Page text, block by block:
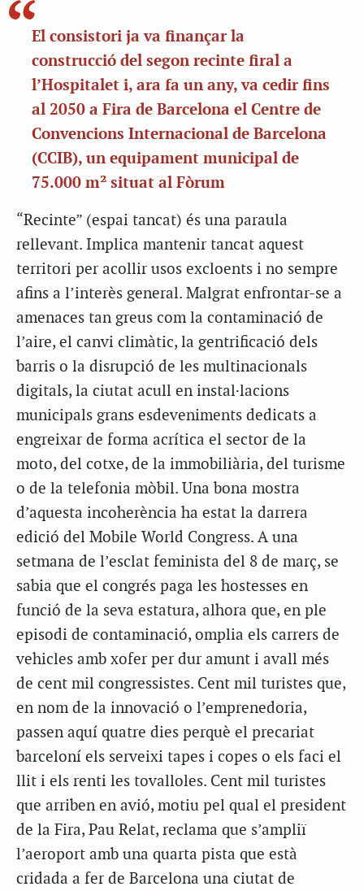
El consistori ja va finançar la
construcció del segon recinte firal a
l’Hospitalet i, ara fa un any, va cedir fins
al 2050 a Fira de Barcelona el Centre de
Convencions Internacional de Barcelona
(CCIB), un equipament municipal de
75.000 m² situat al Fòrum
“Recinte” (espai tancat) és una paraula
rellevant. Implica mantenir tancat aquest
territori per acollir usos excloents i no sempre
afins a l’interès general. Malgrat enfrontar-se a
amenaces tan greus com la contaminació de
l’aire, el canvi climàtic, la gentrificació dels
barris o la disrupció de les multinacionals
digitals, la ciutat acull en instal·lacions
municipals grans esdeveniments dedicats a
engreixar de forma acrítica el sector de la
moto, del cotxe, de la immobiliària, del turisme
o de la telefonia mòbil. Una bona mostra
d’aquesta incoherència ha estat la darrera
edició del Mobile World Congress. A una
setmana de l’esclat feminista del 8 de març, se
sabia que el congrés paga les hostesses en
funció de la seva estatura, alhora que, en ple
episodi de contaminació, omplia els carrers de
vehicles amb xofer per dur amunt i avall més
de cent mil congressistes. Cent mil turistes que,
en nom de la innovació o l’emprenedoria,
passen aquí quatre dies perquè el precariat
barceloní els serveixi tapes i copes o els faci el
llit i els renti les tovalloles. Cent mil turistes
que arriben en avió, motiu pel qual el president
de la Fira, Pau Relat, reclama que s’ampliï
l’aeroport amb una quarta pista que està
cridada a fer de Barcelona una ciutat de